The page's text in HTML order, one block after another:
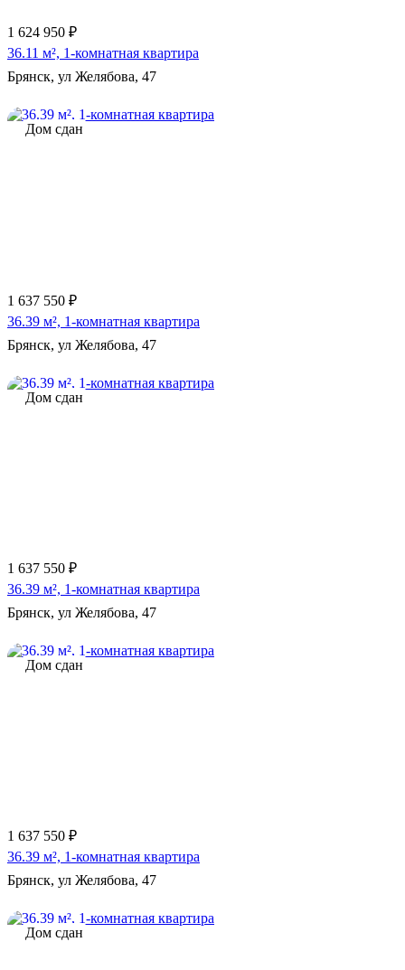
1 624 950 ₽
36.11 м², 1-комнатная квартира
Брянск, ул Желябова, 47
Дом сдан
1 637 550 ₽
36.39 м², 1-комнатная квартира
Брянск, ул Желябова, 47
Дом сдан
1 637 550 ₽
36.39 м², 1-комнатная квартира
Брянск, ул Желябова, 47
Дом сдан
1 637 550 ₽
36.39 м², 1-комнатная квартира
Брянск, ул Желябова, 47
Дом сдан